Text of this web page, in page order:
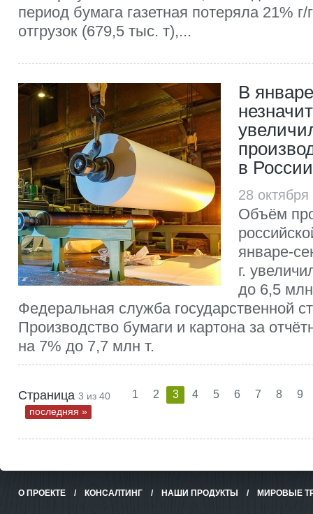
период бумага газетная потеряла 21% г/
отгрузок (679,5 тыс. т),...
В
в России
28
Объём
январе-
г.
до 6,5
Федеральная служба государственной
Производство бумаги и картона за
на 7% до 7,7 млн т.
Страница 3 из 40 1 2 3 4 5 6 7 8 9
последняя »
О ПРОЕКТЕ / КОНСАЛТИНГ / НАШИ ПРОДУКТЫ / МИРОВЫЕ